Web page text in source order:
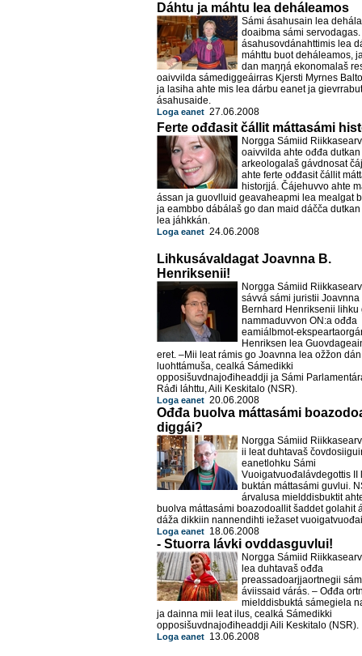
Dáhtu ja máhtu lea deháleamos
Sámi ásahusain lea
doaibma sámi
ásahusovdánahttimis lea
máhttu buot deháleamos,
dan maŋŋá ekonomalaš
oaivvilda sámediggeáirras Kjersti Myrnes
ja lasiha ahte mis lea dárbu eanet ja
ásahusaide.
Loga eanet 27.06.2008
Ferte ođđasit čállit máttasámi
Norgga Sámiid
oaivvilda ahte ođđa
arkeologalaš gávdnosat
ahte ferte ođđasit čállit
historjjá. Čájehuvvo ahte
ássan ja guovlluid geavaheapmi lea mealgat
ja eambbo dábálaš go dan maid dáčča
lea jáhkkán.
Loga eanet 24.06.2008
Lihkusávaldagat Joavnna B.
Henriksenii!
Norgga Sámiid
sávvá sámi juristii Joavnna
Bernhard Henriksenii lihku
nammaduvvon ON:a ođđa
eamiálbmot-
Henriksen lea
eret. –Mii leat rámis go Joavnna lea ožžon dán
luohttámuša, cealká Sámedikki
opposišuvdnajođiheaddji ja Sámi
Ráđi láhttu, Aili Keskitalo (NSR).
Loga eanet 20.06.2008
Ođđa buolva máttasámi
diggái?
Norgga Sámiid
ii leat duhtavaš
eanetlohku Sámi
Vuoigatvuođalávdegottis II
buktán máttasámi guvlui.
árvalusa mielddisbuktit
buolva máttasámi boazodoallit šaddet golahit
dáža dikkiin nannendihti iežaset
Loga eanet 18.06.2008
- Stuorra lávki ovddasguvlui!
Norgga Sámiid
lea duhtavaš ođđa
preassadoarjjaortnegii
áviissaid várás. – Ođđa
mielddisbuktá sámegiela
ja dainna mii leat ilus, cealká Sámedikki
opposišuvdnajođiheaddji Aili Keskitalo (NSR).
Loga eanet 13.06.2008